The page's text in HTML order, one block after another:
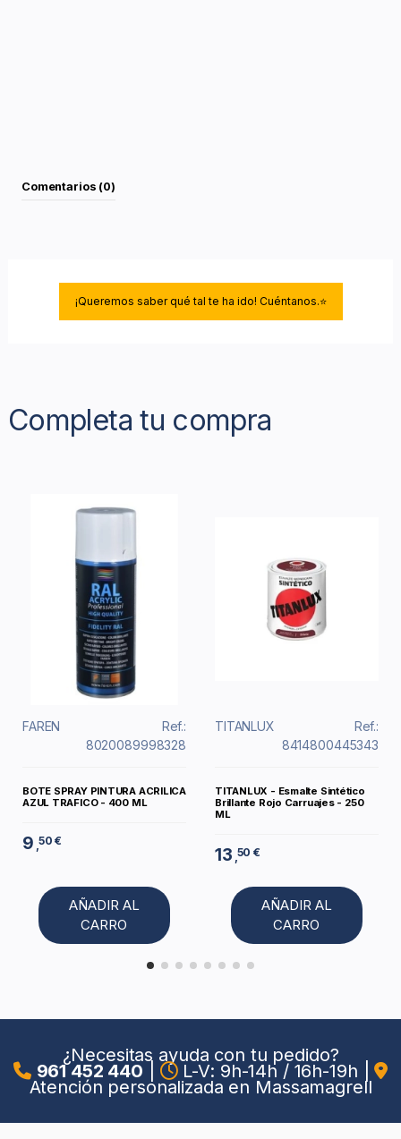
Comentarios (0)
¡Queremos saber qué tal te ha ido! Cuéntanos.⭐
Completa tu compra
FAREN
Ref.:
8020089998328
BOTE SPRAY PINTURA ACRILICA
AZUL TRAFICO - 400 ML
9 ,50 €
AÑADIR AL
CARRO
TITANLUX
Ref.:
8414800445343
TITANLUX - Esmalte Sintético
Brillante Rojo Carruajes - 250
ML
13 ,50 €
AÑADIR AL
CARRO
¿Necesitas ayuda con tu pedido?
961 452 440 L-V: 9h-14h / 16h-19h
Atención personalizada en Massamagrell